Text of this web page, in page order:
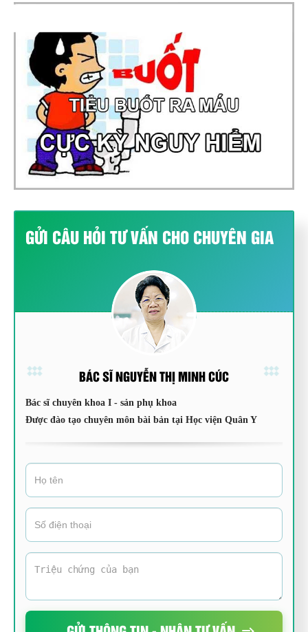
GỬI CÂU HỎI TƯ VẤN CHO CHUYÊN GIA
BÁC SĨ NGUYỄN THỊ MINH CÚC
Bác sĩ chuyên khoa I - sản phụ khoa
Được đào tạo chuyên môn bài bản tại Học viện Quân Y